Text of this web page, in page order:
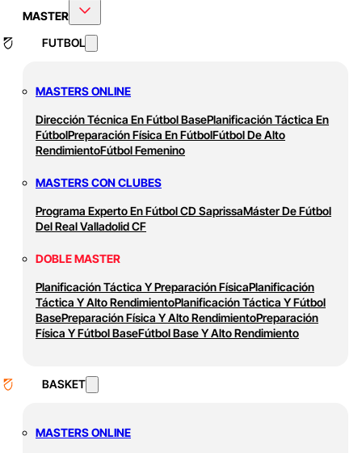
MASTER
FUTBOL
MASTERS ONLINE
Dirección Técnica En Fútbol BasePlanificación Táctica En
FútbolPreparación Física En FútbolFútbol De Alto
RendimientoFútbol Femenino
MASTERS CON CLUBES
Programa Experto En Fútbol CD SaprissaMáster De Fútbol
Del Real Valladolid CF
DOBLE MASTER
Planificación Táctica Y Preparación FísicaPlanificación
Táctica Y Alto RendimientoPlanificación Táctica Y Fútbol
BasePreparación Física Y Alto RendimientoPreparación
Física Y Fútbol BaseFútbol Base Y Alto Rendimiento
BASKET
MASTERS ONLINE